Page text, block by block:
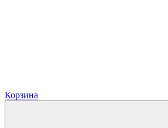
Корзина